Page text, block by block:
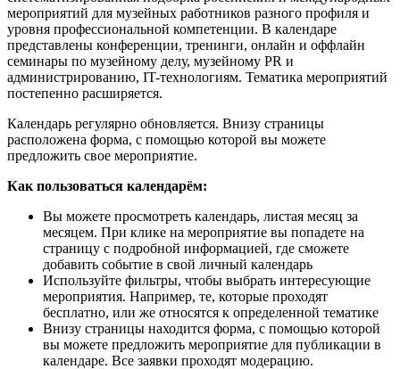
мероприятий для музейных работников разного профиля и
уровня профессиональной компетенции. В календаре
представлены конференции, тренинги, онлайн и оффлайн
семинары по музейному делу, музейному PR и
администрированию, IT-технологиям. Тематика мероприятий
постепенно расширяется.
Календарь регулярно обновляется. Внизу страницы
расположена форма, с помощью которой вы можете
предложить свое мероприятие.
Как пользоваться календарём:
Вы можете просмотреть календарь, листая месяц за
месяцем. При клике на мероприятие вы попадете на
страницу с подробной информацией, где сможете
добавить событие в свой личный календарь
Используйте фильтры, чтобы выбрать интересующие
мероприятия. Например, те, которые проходят
бесплатно, или же относятся к определенной тематике
Внизу страницы находится форма, с помощью которой
вы можете предложить мероприятие для публикации в
календаре. Все заявки проходят модерацию.